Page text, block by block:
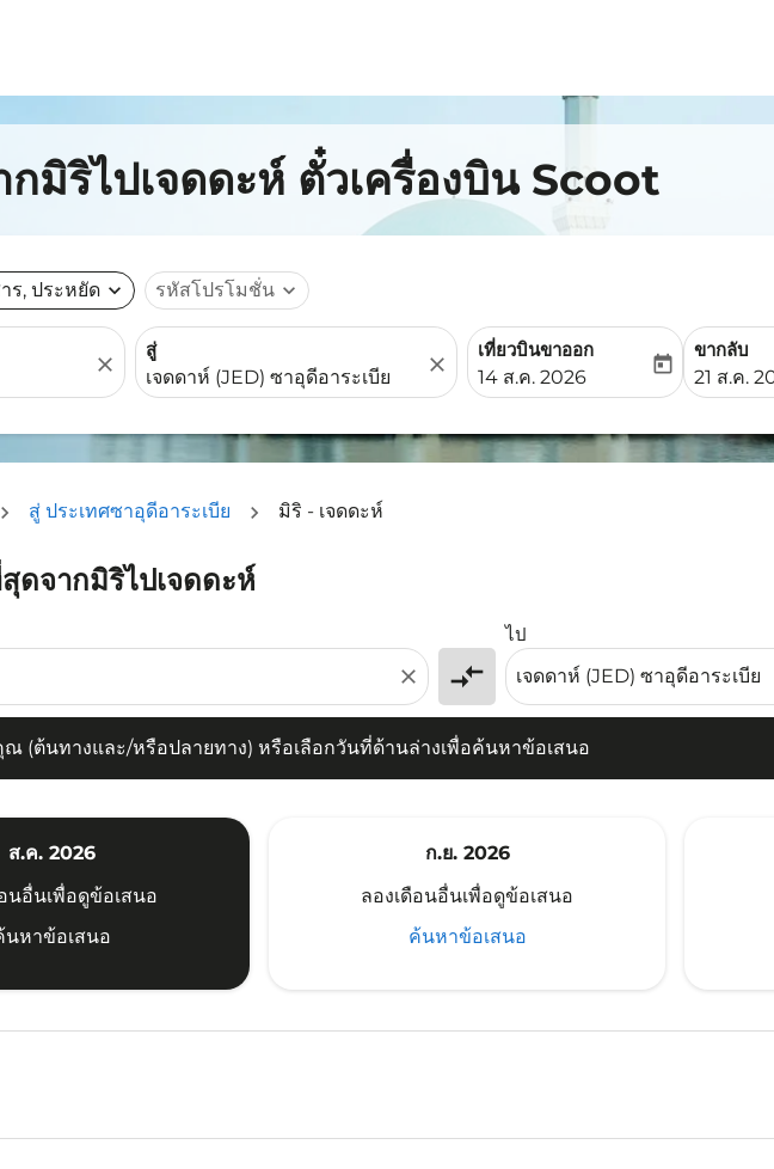
กมิริไปเจดดะห์ ตั๋วเครื่องบิน Scoot
ร, ประหยัด expand_more รหัสโปรโมชั่น expand_more
close
สู่
close
เที่ยวบินขาออก
fc-booking-departure-date-
14 ส.ค. 2026
today
ขากลับ
fc-
21 ส.ค.
สู่ ประเทศซาอุดีอาระเบีย มิริ - เจดดะห์
ดจากมิริไปเจดดะห์
close compare_arrows
ไป
ณ (ต้นทางและ/หรือปลายทาง) หรือเลือกวันที่ด้านล่างเพื่อค้นหาข้อเสนอ
(ต้นทางและ/หรือปลายทาง) หรือเลือกวันที่ด้านล่างเพื่อค้นหาข้อเสนอ
ส.ค. 2026
นอื่นเพื่อดูข้อเสนอ
นหาข้อเสนอ
ก.ย. 2026
ลองเดือนอื่นเพื่อดูข้อเสนอ
ค้นหาข้อเสนอ
MYY–JED: cmp-view-offers-
MYY–JED: cmp-view-offers-
MYY–JED: cmp-view-
MYY–JED: cmp-view-
MYY–JED: cmp-
MYY–JED: